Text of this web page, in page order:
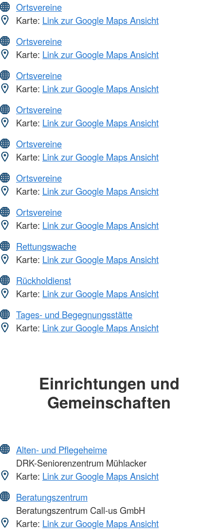
Ortsvereine
Karte: Link zur Google Maps Ansicht
Ortsvereine
Karte: Link zur Google Maps Ansicht
Ortsvereine
Karte: Link zur Google Maps Ansicht
Ortsvereine
Karte: Link zur Google Maps Ansicht
Ortsvereine
Karte: Link zur Google Maps Ansicht
Ortsvereine
Karte: Link zur Google Maps Ansicht
Ortsvereine
Karte: Link zur Google Maps Ansicht
Rettungswache
Karte: Link zur Google Maps Ansicht
Rückholdienst
Karte: Link zur Google Maps Ansicht
Tages- und Begegnungsstätte
Karte: Link zur Google Maps Ansicht
Einrichtungen und
Gemeinschaften
Alten- und Pflegeheime
DRK-Seniorenzentrum Mühlacker
Karte: Link zur Google Maps Ansicht
Beratungszentrum
Beratungszentrum Call-us GmbH
Karte: Link zur Google Maps Ansicht